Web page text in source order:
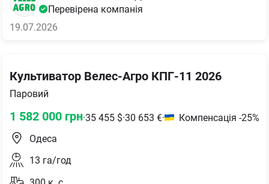
Перевірена компанія
19.07.2026
Культиватор Велес-Агро КПГ-11 2026
Паровий
1 582 000 грн·35 455 $·30 653 €·
Компенсація -25%
Одеса
13 га/год